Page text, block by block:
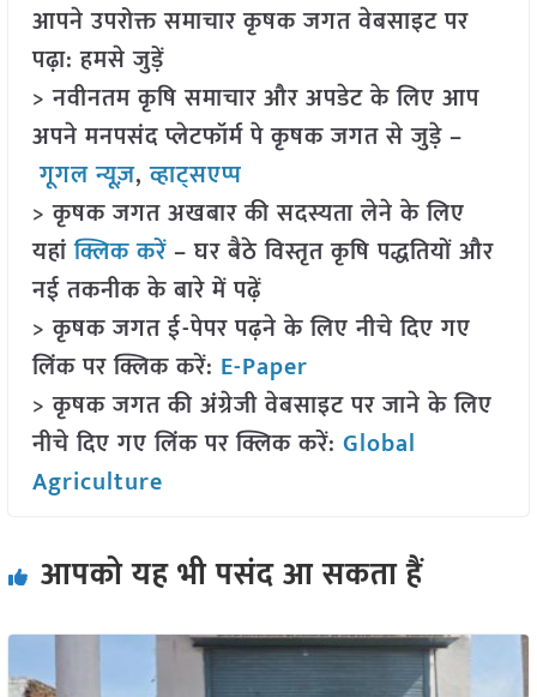
आपने उपरोक्त समाचार कृषक जगत वेबसाइट पर
पढ़ा: हमसे जुड़ें
> नवीनतम कृषि समाचार और अपडेट के लिए आप
अपने मनपसंद प्लेटफॉर्म पे कृषक जगत से जुड़े –
गूगल न्यूज़,व्हाट्सएप्प
> कृषक जगत अखबार की सदस्यता लेने के लिए
यहांक्लिक करें– घर बैठे विस्तृत कृषि पद्धतियों और
नई तकनीक के बारे में पढ़ें
> कृषक जगत ई-पेपर पढ़ने के लिए नीचे दिए गए
लिंक पर क्लिक करें: E-Paper
> कृषक जगत की अंग्रेजी वेबसाइट पर जाने के लिए
नीचे दिए गए लिंक पर क्लिक करें: Global
Agriculture
आपको यह भी पसंद आ सकता हैं